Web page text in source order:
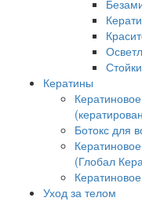
Кератины
Ботокс для
(Глобал
Уход за телом